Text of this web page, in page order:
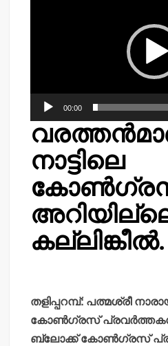
00:00
നാട്ടിലെ
കല്ലിങ്കീല്‍.
തളിപ്പറമ്പ്: പത്മശ്രീ
കോണ്‍ഗ്രസ്
ബ്ലോക്ക് കോണ്‍ഗ്രസ്